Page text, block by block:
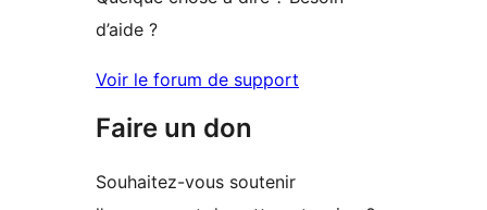
d’aide ?
Voir le forum de support
Faire un don
Souhaitez-vous soutenir